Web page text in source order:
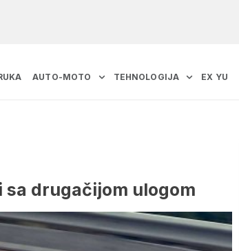
AUTO-MOTO TEHNOLOGIJA EX YU
sa drugačijom ulogom